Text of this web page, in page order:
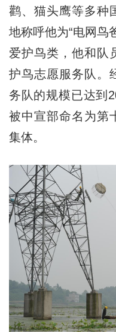
鹳、猫头鹰等多种
地称呼他为“电网鸟
爱护鸟类，他和队
护鸟志愿服务队。
务队的规模已达到
被中宣部命名为第
集体。